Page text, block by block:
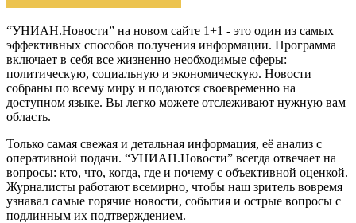
“УНИАН.Новости” на новом сайте 1+1 - это один из самых
эффективных способов получения информации. Программа
включает в себя все жизненно необходимые сферы:
политическую, социальную и экономическую. Новости
собраны по всему миру и подаются своевременно на
доступном языке. Вы легко можете отслеживают нужную вам
область.
Только самая свежая и детальная информация, её анализ с
оперативной подачи. “УНИАН.Новости” всегда отвечает на
вопросы: кто, что, когда, где и почему с объективной оценкой.
Журналисты работают всемирно, чтобы наш зритель вовремя
узнавал самые горячие новости, события и острые вопросы с
подлинным их подтверждением.